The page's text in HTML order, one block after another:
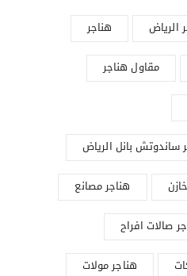
هناجر الرياض
مقاول هناجر
ساندوتش بانل الرياض
هناجر مصانع
صالات افراح
هناجر مولات